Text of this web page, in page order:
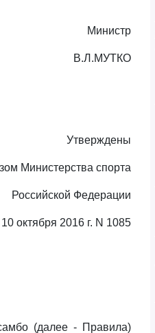
Министр
В.Л.МУТКО
Утверждены
Министерства спорта
Российской Федерации
10 октября 2016 г. N 1085
(далее - Правила)